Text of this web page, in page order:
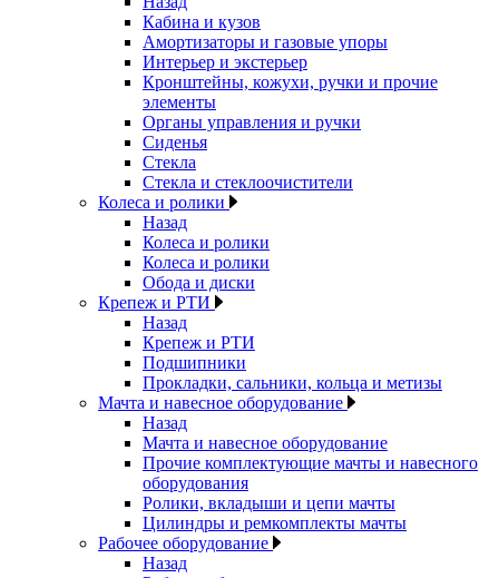
Кабина и кузов
Амортизаторы и газовые упоры
Интерьер и экстерьер
Кронштейны, кожухи, ручки и прочие
элементы
Органы управления и ручки
Сиденья
Стекла
Стекла и стеклоочистители
Колеса и ролики
Назад
Колеса и ролики
Колеса и ролики
Обода и диски
Крепеж и РТИ
Назад
Крепеж и РТИ
Подшипники
Прокладки, сальники, кольца и метизы
Мачта и навесное оборудование
Назад
Мачта и навесное оборудование
Прочие комплектующие мачты и навесного
оборудования
Ролики, вкладыши и цепи мачты
Цилиндры и ремкомплекты мачты
Рабочее оборудование
Назад